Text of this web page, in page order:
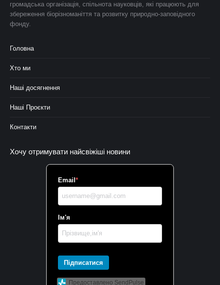
громадська організація, спільнота науковців, які працюють для
збереження біорізноманіття та розвитку природно-заповідного
фонду.
Головна
Хто ми
Наші досягнення
Наші Проєкти
Контакти
Хочу отримувати найсвіжіші новини
Email *
Ім'я
Підписатися
Предоставлено SendPulse